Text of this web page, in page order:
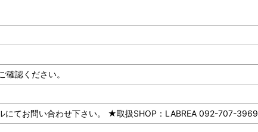
認ください。
にてお問い合わせ下さい。 ★取扱SHOP：LABREA 092-707-3969